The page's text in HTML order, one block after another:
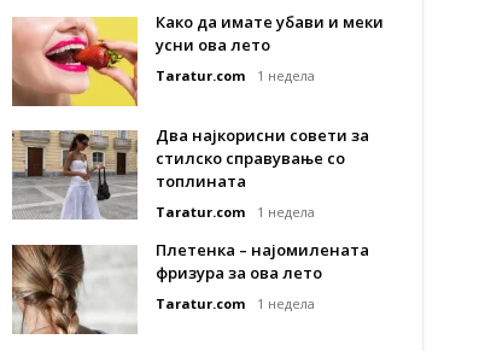
Како да имате убави и меки
усни ова лето
Taratur.com 1 недела
Два најкорисни совети за
стилско справување со
топлината
Taratur.com 1 недела
Плетенка – најомилената
фризура за ова лето
Taratur.com 1 недела